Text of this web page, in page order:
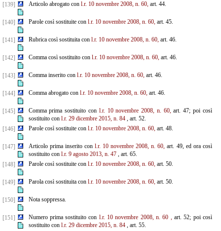
[139] Articolo abrogato con l.r. 10 novembre 2008, n. 60,art. 44.
[140] Parole così sostituite con l.r. 10 novembre 2008, n. 60,art. 45.
[141] Rubrica così sostituita con l.r. 10 novembre 2008, n. 60,art. 46.
[142] Comma così sostituito con l.r. 10 novembre 2008, n. 60,art. 46.
[143] Comma inserito con l.r. 10 novembre 2008, n. 60,art. 46.
[144] Comma abrogato con l.r. 10 novembre 2008, n. 60,art. 46.
[145] Comma prima sostituito con l.r. 10 novembre 2008, n. 60,art. 47; poi così
sostituito con l.r. 29 dicembre 2015, n. 84, art. 52.
[146]
Parole così sostituite con l.r. 10 novembre 2008, n. 60,art. 48.
[147] Articolo prima inserito con l.r. 10 novembre 2008, n. 60, art. 49, ed ora così
sostituito con l.r. 9 agosto 2013, n. 47, art. 65.
[148]
Parole così sostituite con l.r. 10 novembre 2008, n. 60,art. 50.
[149] Parola così sostituita con l.r. 10 novembre 2008, n. 60,art. 50.
[150] Nota soppressa.
[151] Numero prima sostituito con l.r. 10 novembre 2008, n. 60 ,art. 52; poi così
sostituito con l.r. 29 dicembre 2015, n. 84, art. 55.